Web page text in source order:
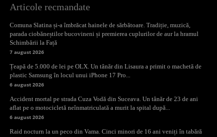
Articole recmandate
Comuna Slatina și-a îmbrăcat hainele de sărbătoare. Tradiție, muzică,
parada ciobăneștilor bucovineni și premierea cuplurilor de aur la hramul
Schimbării la Față
7 august 2026
Țeapă de 5.000 de lei pe OLX. Un tânăr din Lisaura a primit o machetă de
plastic Samsung în locul unui iPhone 17 Pro...
6 august 2026
Accident mortal pe strada Cuza Vodă din Suceava. Un tânăr de 23 de ani
aflat pe o motocicletă neînmatriculată a murit la spital după...
6 august 2026
Raid nocturn la un peco din Vama. Cinci minori de 16 ani veniți în tabără